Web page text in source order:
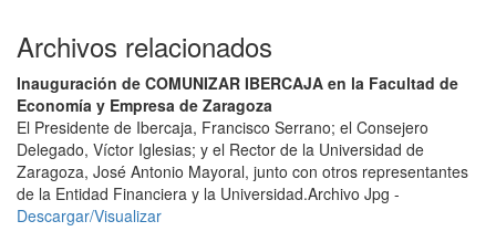
Archivos relacionados
Inauguración de COMUNIZAR IBERCAJA en la Facultad de
Economía y Empresa de Zaragoza
El Presidente de Ibercaja, Francisco Serrano; el Consejero
Delegado, Víctor Iglesias; y el Rector de la Universidad de
Zaragoza, José Antonio Mayoral, junto con otros representantes
de la Entidad Financiera y la Universidad.Archivo Jpg -
Descargar/Visualizar